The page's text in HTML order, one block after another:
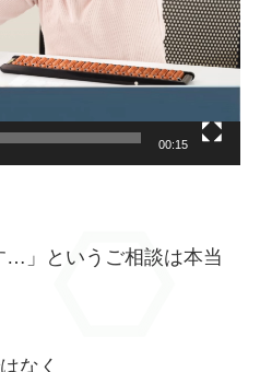
00:15
…」というご相談は本当
なく